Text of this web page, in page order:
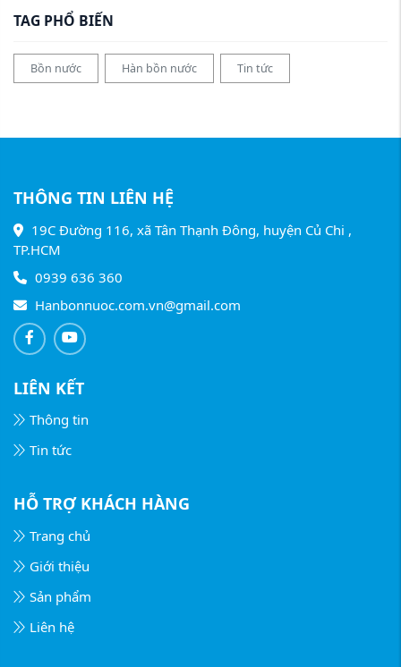
TAG PHỔ BIẾN
Bồn nước Hàn bồn nước Tin tức
THÔNG TIN LIÊN HỆ
19C Đường 116, xã Tân Thạnh Đông, huyện Củ Chi ,
TP.HCM
0939 636 360
Hanbonnuoc.com.vn@gmail.com
LIÊN KẾT
Thông tin
Tin tức
HỖ TRỢ KHÁCH HÀNG
Trang chủ
Giới thiệu
Sản phẩm
Liên hệ